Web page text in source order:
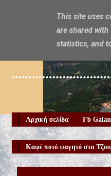
Αρχική σελίδα Fb
Καφέ ποτό φαγητό στα
This site uses
are shared
statistics, and